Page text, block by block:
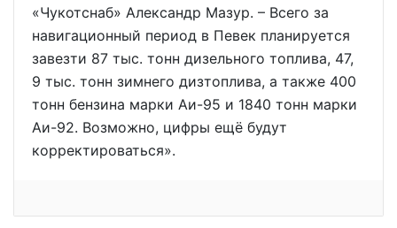
«Чукотснаб» Александр Мазур. – Всего за
навигационный период в Певек планируется
завезти 87 тыс. тонн дизельного топлива, 47,
9 тыс. тонн зимнего дизтоплива, а также 400
тонн бензина марки Аи-95 и 1840 тонн марки
Аи-92. Возможно, цифры ещё будут
корректироваться».